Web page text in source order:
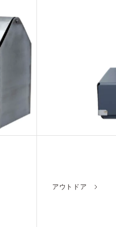
アウトドア